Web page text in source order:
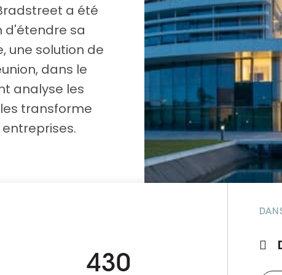
D&B Direct+ Data Blocks
Plateforme D&S d’Altares
Business Add-On pour SAP
Tout sur les API et les
intégrations
Tout sur nos données
a été
d'étendre sa
une solution de
dans le
analyse les
transforme
430